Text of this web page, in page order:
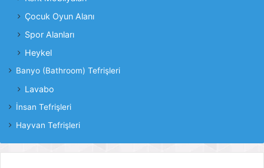
Çocuk Oyun Alanı
Spor Alanları
Heykel
Banyo (Bathroom) Tefrişleri
Lavabo
İnsan Tefrişleri
Hayvan Tefrişleri